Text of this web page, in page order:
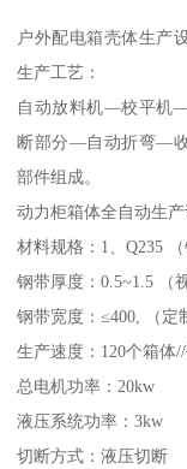
户外配电箱壳体生产
生产工艺：
自动放料机—校平机
断部分—自动折弯—
部件组成。
动力柜箱体全自动生
材料规格：1、Q235
钢带厚度：0.5~1.5 （
钢带宽度：≤400, （定
生产速度：120个箱体
总电机功率：20kw
液压系统功率：3kw
切断方式：液压切断